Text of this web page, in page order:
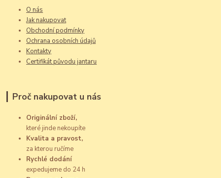
O nás
Jak nakupovat
Obchodní podmínky
Ochrana osobních údajů
Kontakty
Certifikát původu jantaru
Proč nakupovat u nás
Originální zboží,
které jinde nekoupíte
Kvalita a pravost,
za kterou ručíme
Rychlé dodání
expedujeme do 24 h